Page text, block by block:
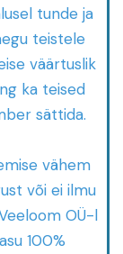
tunde ja
teistele
väärtuslik
ka teised
sättida.
vähem
või ei ilmu
OÜ-l
100%